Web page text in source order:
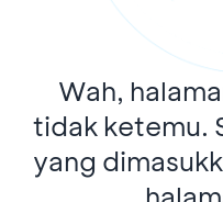
Wah,
tidak ketemu.
yang